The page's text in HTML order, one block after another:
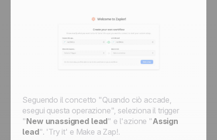
Seguendo il concetto "Quando ciò accade,
esegui questa operazione", seleziona il trigger
"New unassigned lead" e l'azione "Assign
lead". 'Try it' e Make a Zap!.